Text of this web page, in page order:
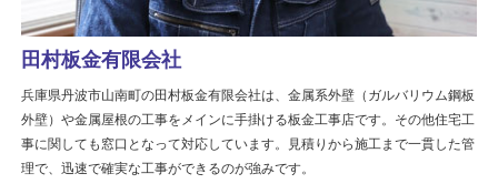
田村板金有限会社
兵庫県丹波市山南町の田村板金有限会社は、金属系外壁（ガルバリウム鋼板
外壁）や金属屋根の工事をメインに手掛ける板金工事店です。その他住宅工
事に関しても窓口となって対応しています。見積りから施工まで一貫した管
理で、迅速で確実な工事ができるのが強みです。